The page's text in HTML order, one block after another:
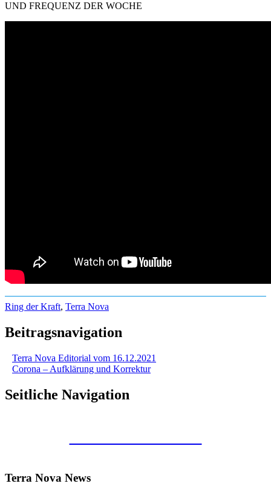
UND FREQUENZ DER WOCHE
Ring der Kraft, Terra Nova
Beitragsnavigation
Terra Nova Editorial vom 16.12.2021
Corona – Aufklärung und Korrektur
Seitliche Navigation
Terra Nova News